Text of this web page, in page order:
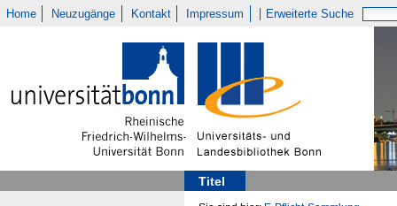
Home Neuzugänge Kontakt Impressum Erweiterte Suche
Titel